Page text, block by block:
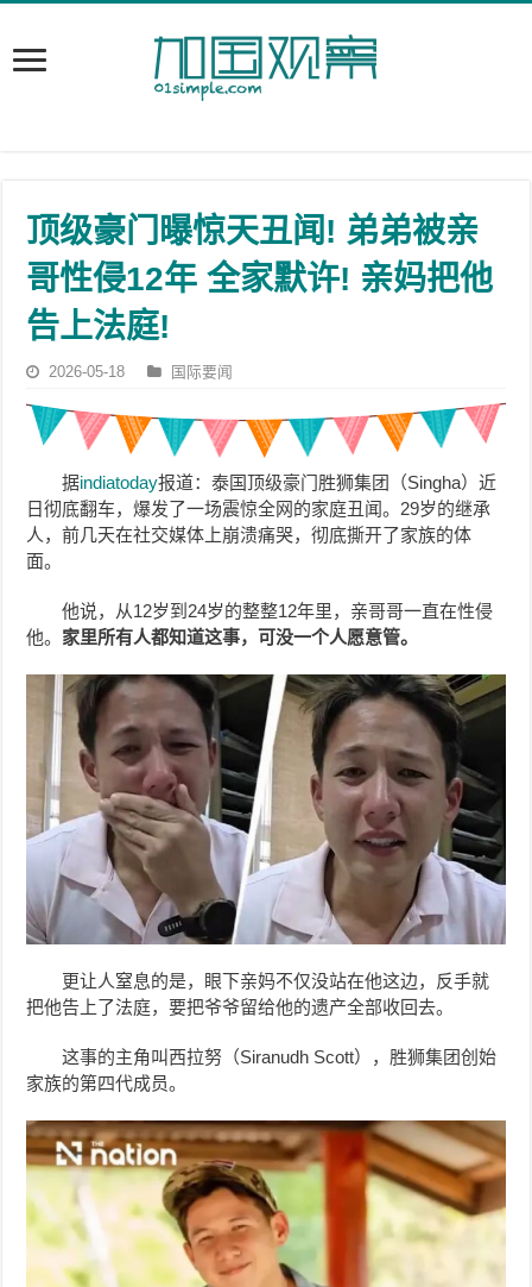
顶级豪门曝惊天丑闻! 弟弟被亲
哥性侵12年 全家默许! 亲妈把他
告上法庭!
2026-05-18 国际要闻
据indiatoday报道：泰国顶级豪门胜狮集团（Singha）近
日彻底翻车，爆发了一场震惊全网的家庭丑闻。29岁的继承
人，前几天在社交媒体上崩溃痛哭，彻底撕开了家族的体
面。
他说，从12岁到24岁的整整12年里，亲哥哥一直在性侵
他。 家里所有人都知道这事，可没一个人愿意管。
更让人窒息的是，眼下亲妈不仅没站在他这边，反手就
把他告上了法庭，要把爷爷留给他的遗产全部收回去。
这事的主角叫西拉努（Siranudh Scott），胜狮集团创始
家族的第四代成员。